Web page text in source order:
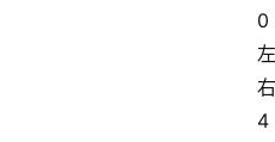
0
左
右
4